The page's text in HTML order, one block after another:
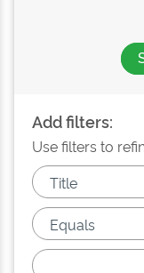
Add filters:
Use filters to